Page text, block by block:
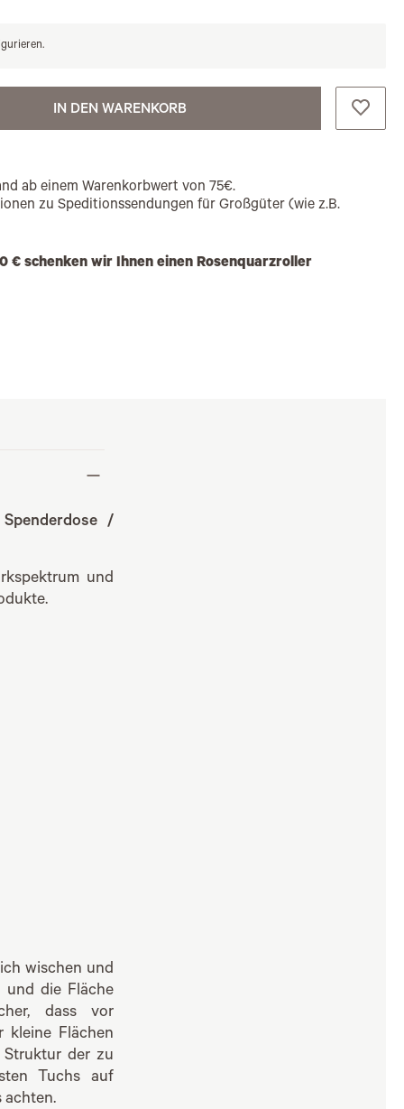
IN DEN WARENKORB
ab einem Warenkorbwert von 75€.
zu Speditionssendungen für Großgüter (wie z.B.
€ schenken wir Ihnen einen Rosenquarzroller
/
und
wischen und
und die Fläche
dass vor
kleine Flächen
Struktur der zu
Tuchs auf
achten.